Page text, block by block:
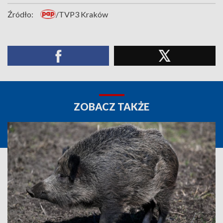
Źródło: /TVP3 Kraków
ZOBACZ TAKŻE